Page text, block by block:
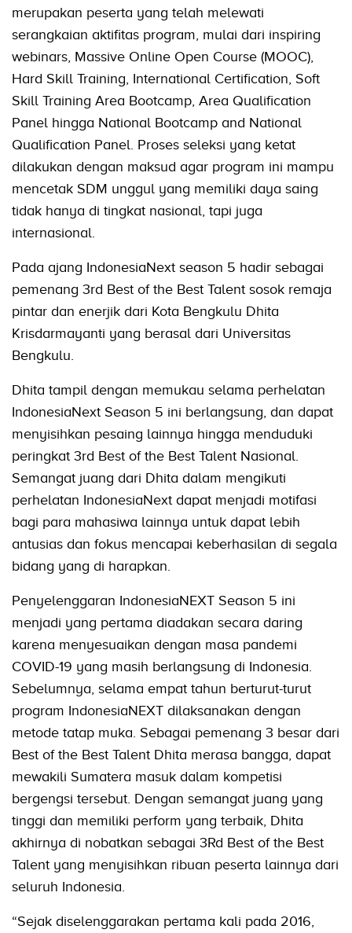
merupakan peserta yang telah melewati
serangkaian aktifitas program, mulai dari inspiring
webinars, Massive Online Open Course (MOOC),
Hard Skill Training, International Certification, Soft
Skill Training Area Bootcamp, Area Qualification
Panel hingga National Bootcamp and National
Qualification Panel. Proses seleksi yang ketat
dilakukan dengan maksud agar program ini mampu
mencetak SDM unggul yang memiliki daya saing
tidak hanya di tingkat nasional, tapi juga
internasional.
Pada ajang IndonesiaNext season 5 hadir sebagai
pemenang 3rd Best of the Best Talent sosok remaja
pintar dan enerjik dari Kota Bengkulu Dhita
Krisdarmayanti yang berasal dari Universitas
Bengkulu.
Dhita tampil dengan memukau selama perhelatan
IndonesiaNext Season 5 ini berlangsung, dan dapat
menyisihkan pesaing lainnya hingga menduduki
peringkat 3rd Best of the Best Talent Nasional.
Semangat juang dari Dhita dalam mengikuti
perhelatan IndonesiaNext dapat menjadi motifasi
bagi para mahasiwa lainnya untuk dapat lebih
antusias dan fokus mencapai keberhasilan di segala
bidang yang di harapkan.
Penyelenggaran IndonesiaNEXT Season 5 ini
menjadi yang pertama diadakan secara daring
karena menyesuaikan dengan masa pandemi
COVID-19 yang masih berlangsung di Indonesia.
Sebelumnya, selama empat tahun berturut-turut
program IndonesiaNEXT dilaksanakan dengan
metode tatap muka. Sebagai pemenang 3 besar dari
Best of the Best Talent Dhita merasa bangga, dapat
mewakili Sumatera masuk dalam kompetisi
bergengsi tersebut. Dengan semangat juang yang
tinggi dan memiliki perform yang terbaik, Dhita
akhirnya di nobatkan sebagai 3Rd Best of the Best
Talent yang menyisihkan ribuan peserta lainnya dari
seluruh Indonesia.
“Sejak diselenggarakan pertama kali pada 2016,